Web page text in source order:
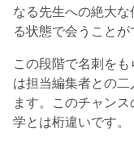
なる先生への絶大
る状態で会うことが
この段階で名刺を
は担当編集者との
ます。このチャン
学とは桁違いです。